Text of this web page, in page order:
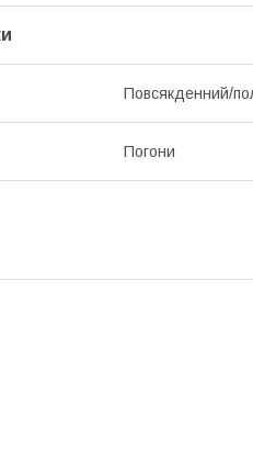
Повсякденний/
Погони